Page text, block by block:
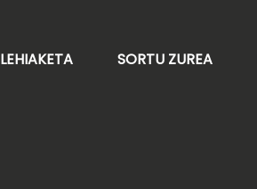
LEHIAKETA SORTU ZUREA